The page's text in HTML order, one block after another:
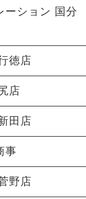
ーション 国分
徳店
店
田店
事
野店